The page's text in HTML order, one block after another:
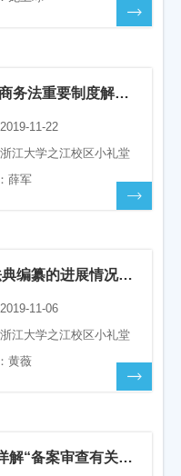
新闻|电子商务法重要制度解读及电子商务司法热点疑难问题 ——记第十一期立法名家讲坛
11-22
江大学之江校区小礼堂
薛军
“关于民法典编纂的进展情况和有关问题”座谈会
11-06
江大学之江校区小礼堂
黄薇
梁鹰主任详解“备案审查有关问题探讨”——记第九期“立法名家讲坛”